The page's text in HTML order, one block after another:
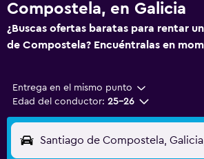
Compostela, en Galicia
¿Buscas ofertas baratas para rentar
de Compostela? Encuéntralas en
Entrega en el mismo punto
Edad del conductor: 25-26
Santiago de Compostela,